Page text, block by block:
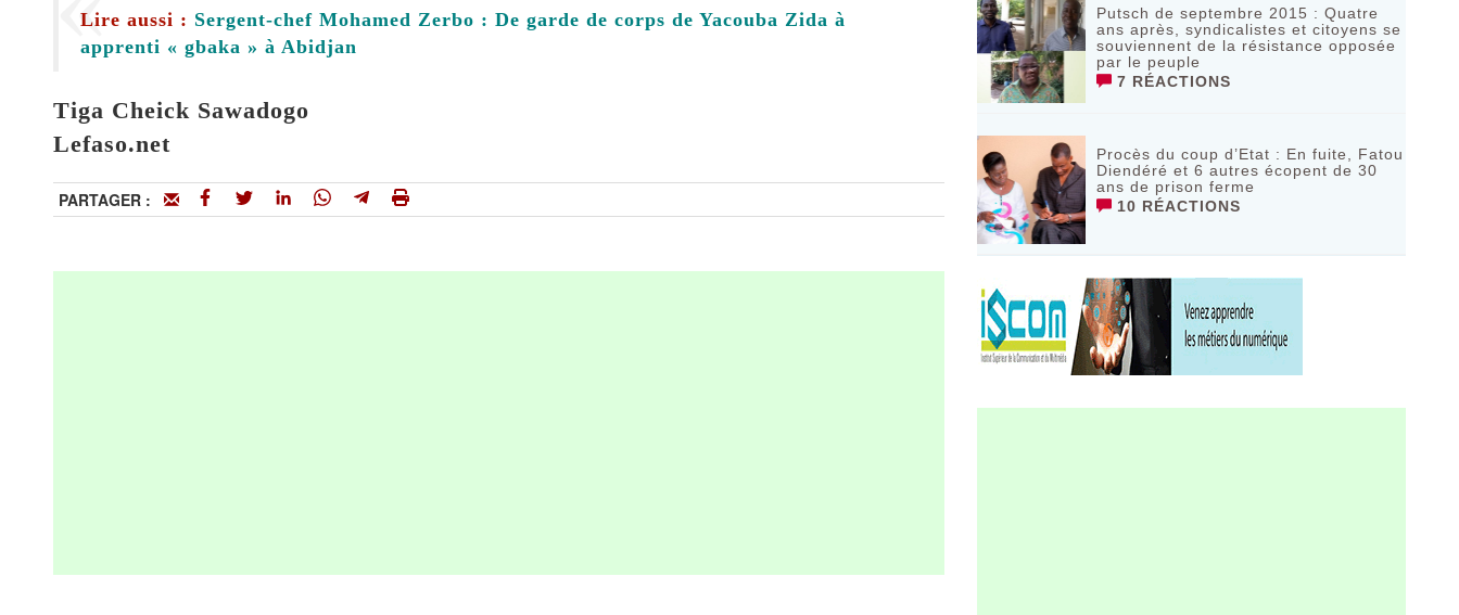
Lire aussi : Sergent-chef Mohamed Zerbo : De garde de corps de Yacouba Zida à
apprenti « gbaka » à Abidjan
Tiga Cheick Sawadogo
Lefaso.net
PARTAGER :
Putsch de septembre 2015 : Quatre
ans après, syndicalistes et citoyens se
souviennent de la résistance opposée
par le peuple
7 RÉACTIONS
Procès du coup d’Etat : En fuite, Fatou
Diendéré et 6 autres écopent de 30
ans de prison ferme
10 RÉACTIONS